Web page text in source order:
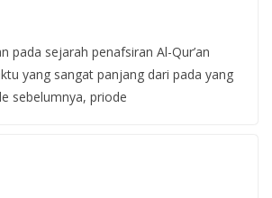
pada sejarah penafsiran Al-Qur’an
yang sangat panjang dari pada yang
sebelumnya, priode